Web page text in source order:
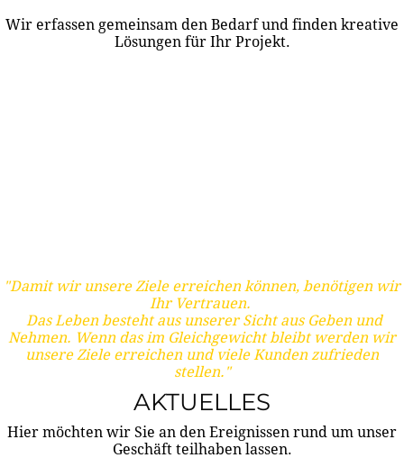
Wir erfassen gemeinsam den Bedarf und finden kreative
Lösungen für Ihr Projekt.
"Damit wir unsere Ziele erreichen können, benötigen wir
Ihr Vertrauen.
Das Leben besteht aus unserer Sicht aus Geben und
Nehmen. Wenn das im Gleichgewicht bleibt werden wir
unsere Ziele erreichen und viele Kunden zufrieden
stellen."
AKTUELLES
Hier möchten wir Sie an den Ereignissen rund um unser
Geschäft teilhaben lassen.